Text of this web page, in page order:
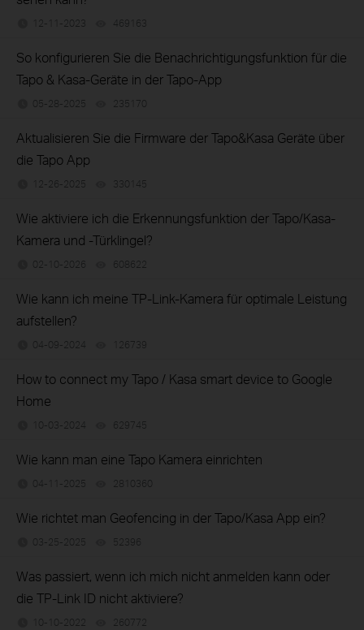
12-11-2023 469163
So konfigurieren Sie die Benachrichtigungsfunktion für die
Tapo & Kasa-Geräte in der Tapo-App
05-28-2025 235170
Aktualisieren Sie die Firmware der Tapo&Kasa Geräte über
die Tapo App
12-26-2025 330145
Wie aktiviere ich die Erkennungsfunktion der Tapo/Kasa-
Kamera und -Türklingel?
02-10-2026 608622
Wie kann ich meine TP-Link-Kamera für optimale Leistung
aufstellen?
04-09-2024 126739
How to connect my Tapo / Kasa smart device to Google
Home
10-03-2024 629745
Wie kann man eine Tapo Kamera einrichten
04-11-2025 2810360
Wie richtet man Geofencing in der Tapo/Kasa App ein?
03-25-2025 52396
Was passiert, wenn ich mich nicht anmelden kann oder
die TP-Link ID nicht aktiviere?
10-10-2022 260772